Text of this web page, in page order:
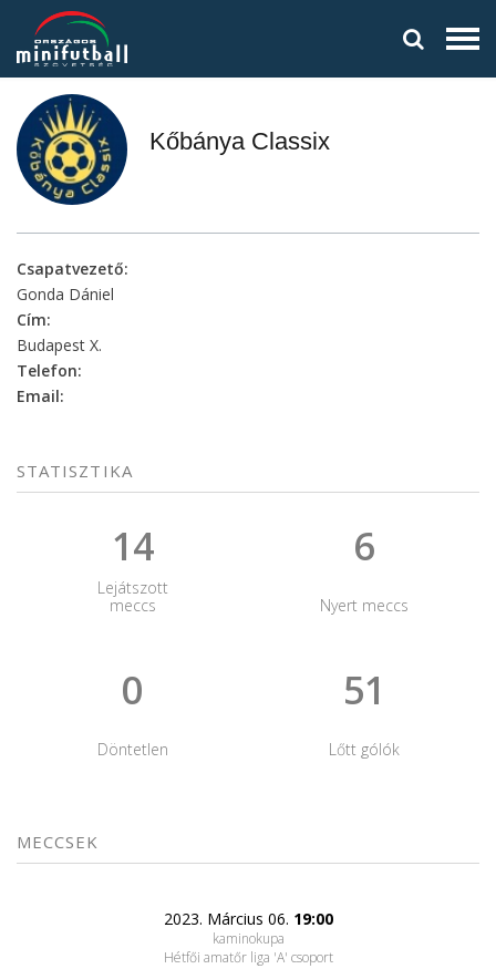
Kőbánya Classix
Csapatvezető:
Gonda Dániel
Cím:
Budapest X.
Telefon:
Email:
STATISZTIKA
14
Lejátszott
meccs
6
Nyert meccs
0
Döntetlen
51
Lőtt gólók
MECCSEK
2023. Március 06. 19:00
kaminokupa
Hétfői amatőr liga 'A' csoport